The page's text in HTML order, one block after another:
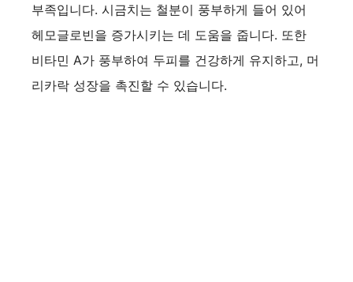
부족입니다. 시금치는 철분이 풍부하게 들어 있어
헤모글로빈을 증가시키는 데 도움을 줍니다. 또한
비타민 A가 풍부하여 두피를 건강하게 유지하고, 머
리카락 성장을 촉진할 수 있습니다.